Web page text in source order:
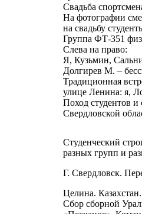
Свадьба
На фотографии
на свадьбу
Группа ФТ-351
Слева на право:
Я, Кузьмин,
Долгирев М. –
Традиционная
улице Ленина: я,
Поход студентов и
Свердловской
Студенческий
разных групп и
Г. Свердловск.
Целина.
Сбор сборной